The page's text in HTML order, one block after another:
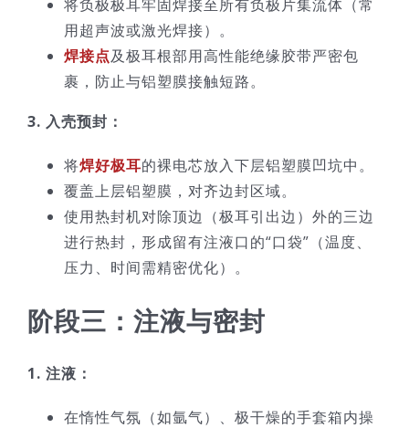
将负极极耳牢固焊接至所有负极片集流体（常
用超声波或激光焊接）。
焊接点及极耳根部用高性能绝缘胶带严密包
裹，防止与铝塑膜接触短路。
3. 入壳预封：
将焊好极耳的裸电芯放入下层铝塑膜凹坑中。
覆盖上层铝塑膜，对齐边封区域。
使用热封机对除顶边（极耳引出边）外的三边
进行热封，形成留有注液口的“口袋”（温度、
压力、时间需精密优化）。
阶段三：注液与密封
1. 注液：
在惰性气氛（如氩气）、极干燥的手套箱内操